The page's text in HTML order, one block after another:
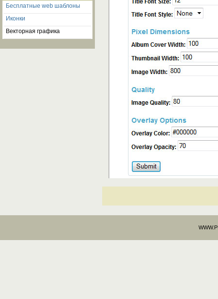
Бесплатные web шаблоны
Иконки
Векторная графика